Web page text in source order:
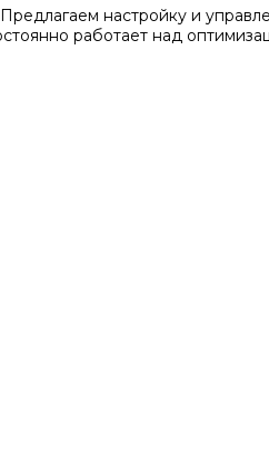
настройку и
работает над